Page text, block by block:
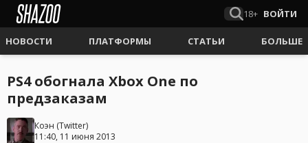
18+ ВОЙТИ
НОВОСТИ ПЛАТФОРМЫ СТАТЬИ БОЛЬШЕ
PS4 обогнала Xbox One по
предзаказам
Коэн (Twitter)
11:40, 11 июня 2013